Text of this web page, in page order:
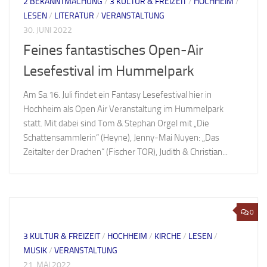
LESEN/ LITERATUR / VERANSTALTUNG
30. JUNI 2022
Feines fantastisches Open-Air
Lesefestival im Hummelpark
Am Sa 16. Juli findet ein Fantasy Lesefestival hier in
Hochheim als Open Air Veranstaltung im Hummelpark
statt. Mit dabei sind Tom & Stephan Orgel mit „Die
Schattensammlerin“ (Heyne), Jenny-Mai Nuyen: „Das
Zeitalter der Drachen“ (Fischer TOR), Judith & Christian...
0
3 KULTUR & FREIZEIT/ HOCHHEIM / KIRCHE / LESEN/
MUSIK/ VERANSTALTUNG